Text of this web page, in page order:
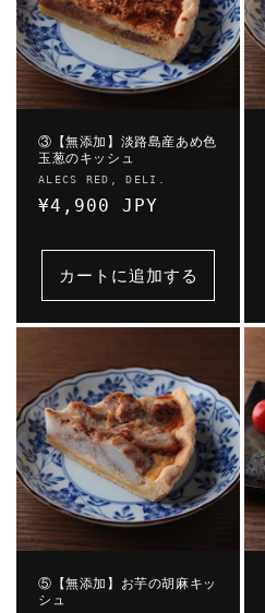
③【無添加】淡路島産あめ色
玉葱のキッシュ
販
売
ALECS RED, DELI.
通
価
¥4,900 JPY
カートに追加する
⑤【無添加】お芋の胡麻キッ
シュ